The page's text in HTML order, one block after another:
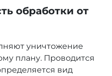
обработки от
уничтожение
плану. Проводится
вид